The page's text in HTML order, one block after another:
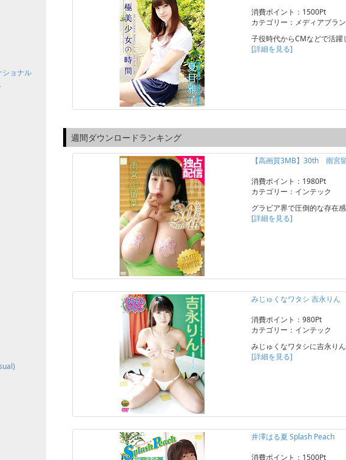
ショナル
消費ポイント：1500Pt
カテゴリー：メディアブラ
子役時代からCMなどで活
[詳細を見る]
週間ダウンロードランキング
【高画質3MB】30th 雨宮
消費ポイント：1980Pt
カテゴリー：インテック
グラビア界で圧倒的な存在
[詳細を見る]
みじゅくなワタシ 吉永りん
消費ポイント：980Pt
カテゴリー：インテック
みじゅくなワタシに吉永り
[詳細を見る]
井澤はる夏 Splash Peach
消費ポイント：1500Pt